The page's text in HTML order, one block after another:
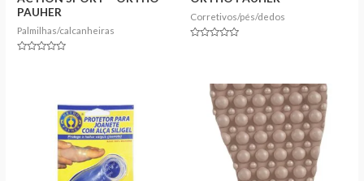
PAUHER
Palmilhas/calcanheiras
Corretivos/pés/dedos